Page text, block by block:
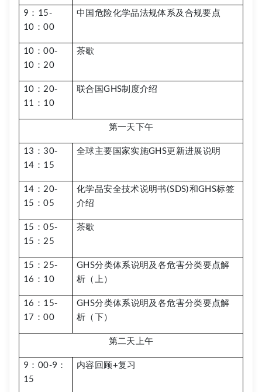
9：15-
10：00
中国危险化学品法规体系及合规要点
10：00-
10：20
茶歇
10：20-
11：10
联合国GHS制度介绍
第一天下午
13：30-
14：15
全球主要国家实施GHS更新进展说明
14：20-
15：05
化学品安全技术说明书(SDS)和GHS标签
介绍
15：05-
15：25
茶歇
15：25-
16：10
GHS分类体系说明及各危害分类要点解
析（上）
16：15-
17：00
GHS分类体系说明及各危害分类要点解
析（下）
第二天上午
9：00-9：
15
内容回顾+复习